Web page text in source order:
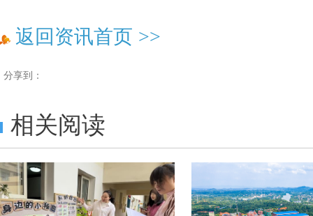
返回资讯首页 >>
分享到：
相关阅读